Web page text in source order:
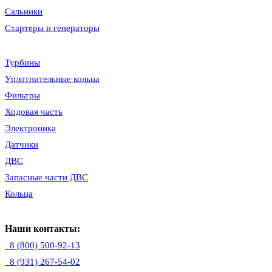
Сальники
Стартеры и генераторы
Турбины
Уплотнительные кольца
Фильтры
Ходовая часть
Электроника
Датчики
ДВС
Запасные части ДВС
Кольца
Наши контакты:
8 (800) 500-92-13
8 (931) 267-54-02